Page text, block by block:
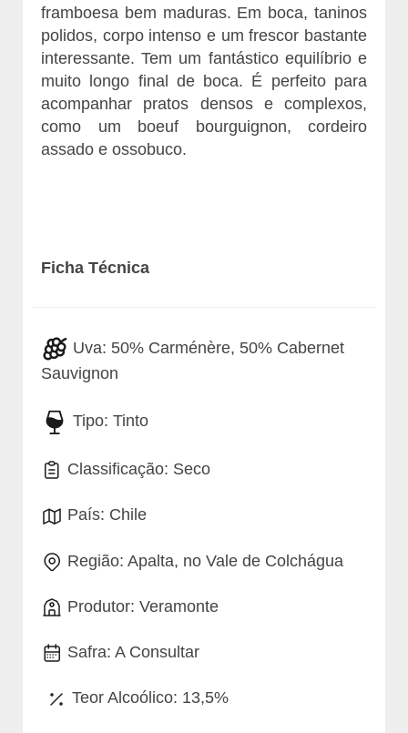
framboesa bem maduras. Em boca, taninos
polidos, corpo intenso e um frescor bastante
interessante. Tem um fantástico equilíbrio e
muito longo final de boca. É perfeito para
acompanhar pratos densos e complexos,
como um boeuf bourguignon, cordeiro
assado e ossobuco.
Ficha Técnica
Uva: 50% Carménère, 50% Cabernet
Sauvignon
Tipo: Tinto
Classificação: Seco
País: Chile
Região: Apalta, no Vale de Colchágua
Produtor: Veramonte
Safra: A Consultar
Teor Alcoólico: 13,5%